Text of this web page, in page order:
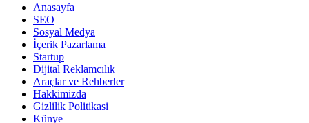
Anasayfa
SEO
Sosyal Medya
İçerik Pazarlama
Startup
Dijital Reklamcılık
Araçlar ve Rehberler
Hakkimizda
Gizlilik Politikasi
Künye